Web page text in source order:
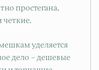
простегана,
четкие.
уделяется
дело – дешевые